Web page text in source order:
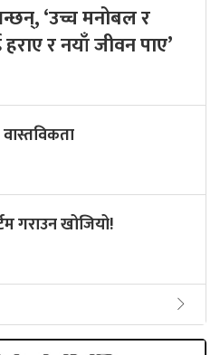
‘उच्च मनोबल र
र नयाँ जीवन पाए’
गराउन खोजियो!